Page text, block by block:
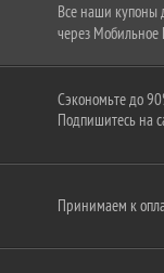
Все наши купоны
через
Сэкономьте до
Подпишитесь на
Принимаем к